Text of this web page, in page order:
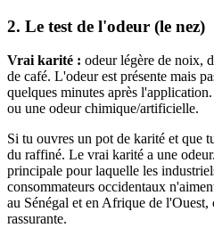
2. Le test de l'odeur (le nez)
Vrai karité : odeur légère de noix,
de café. L'odeur est présente mais
quelques minutes après l'application.
ou une odeur chimique/artificielle.
Si tu ouvres un pot de karité et que
du raffiné. Le vrai karité a une
principale pour laquelle les
consommateurs occidentaux
au Sénégal et en Afrique de l'Ouest,
rassurante.